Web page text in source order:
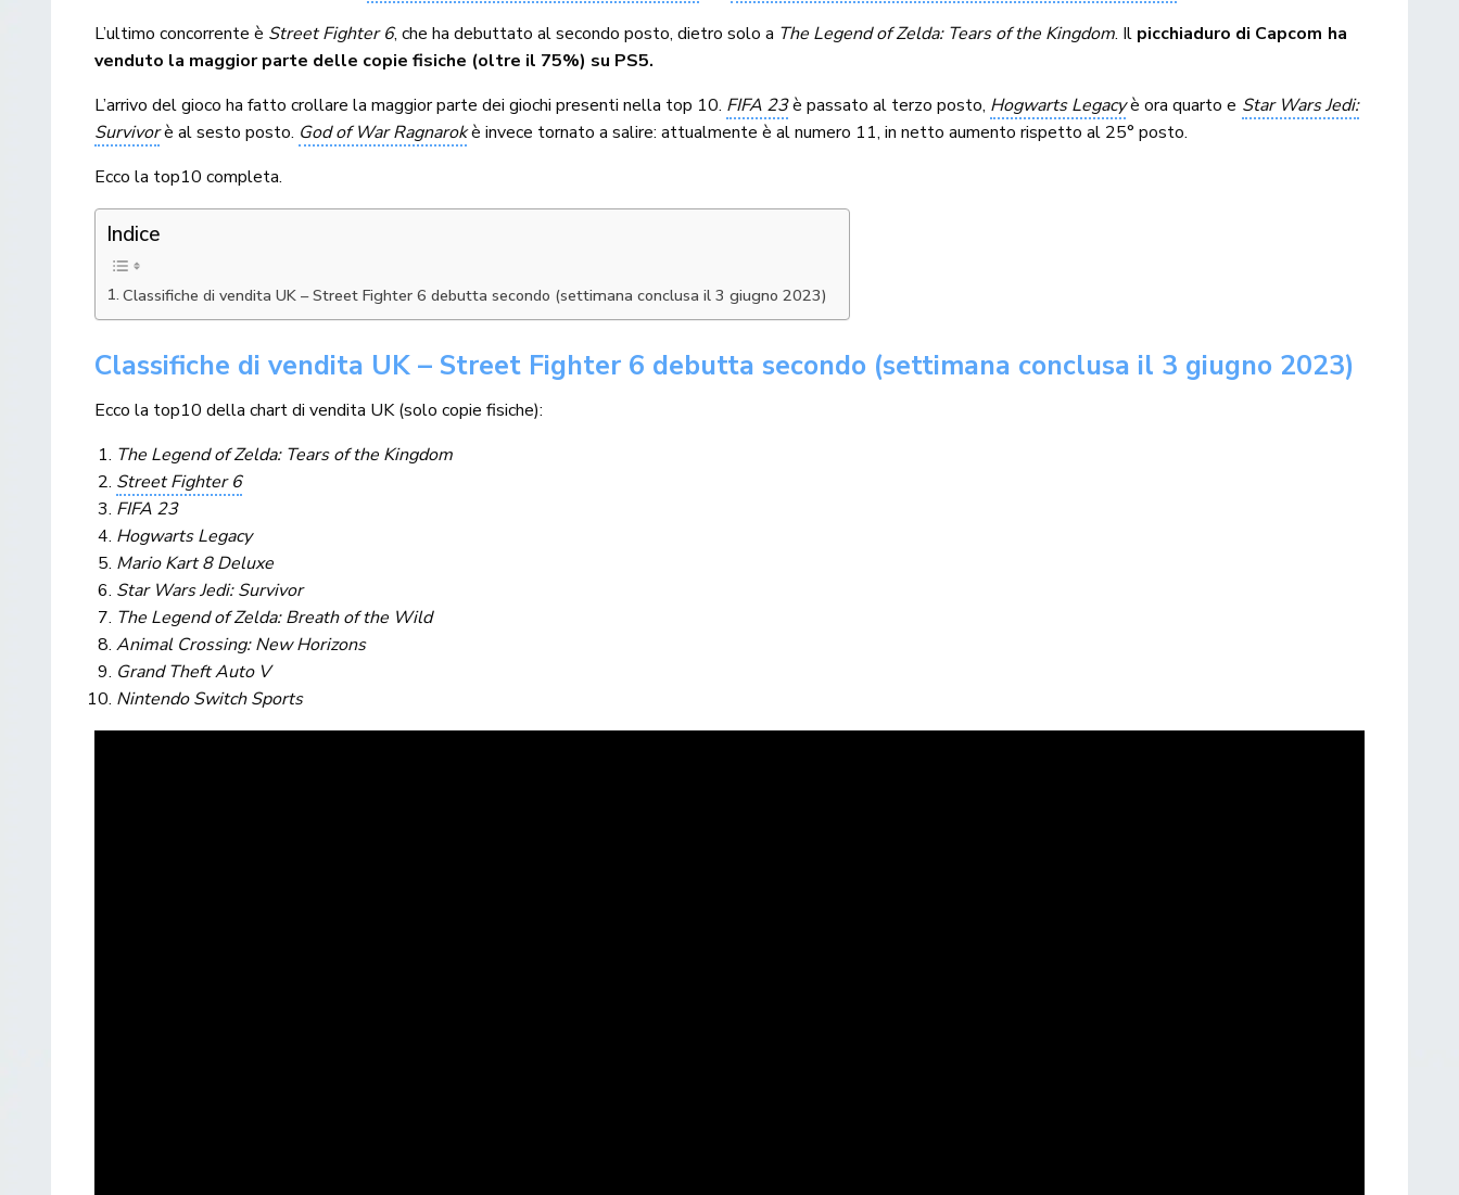
L’ultimo concorrente è Street Fighter 6, che ha debuttato al secondo posto, dietro solo a The Legend of Zelda: Tears of the Kingdom. Il picchiaduro di Capcom ha
venduto la maggior parte delle copie fisiche (oltre il 75%) su PS5.
L’arrivo del gioco ha fatto crollare la maggior parte dei giochi presenti nella top 10. FIFA 23è passato al terzo posto, Hogwarts Legacyè ora quarto e Star Wars Jedi:
Survivorè al sesto posto. God of War Ragnarokè invece tornato a salire: attualmente è al numero 11, in netto aumento rispetto al 25° posto.
Ecco la top10 completa.
Indice
Classifiche di vendita UK – Street Fighter 6 debutta secondo (settimana conclusa il 3 giugno 2023)
Classifiche di vendita UK – Street Fighter 6 debutta secondo (settimana conclusa il 3 giugno 2023)
Ecco la top10 della chart di vendita UK (solo copie fisiche):
The Legend of Zelda: Tears of the Kingdom
Street Fighter 6
FIFA 23
Hogwarts Legacy
Mario Kart 8 Deluxe
Star Wars Jedi: Survivor
The Legend of Zelda: Breath of the Wild
Animal Crossing: New Horizons
Grand Theft Auto V
Nintendo Switch Sports